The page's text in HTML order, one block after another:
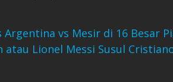
vs Mesir di 16 Besar
atau Lionel Messi Susul